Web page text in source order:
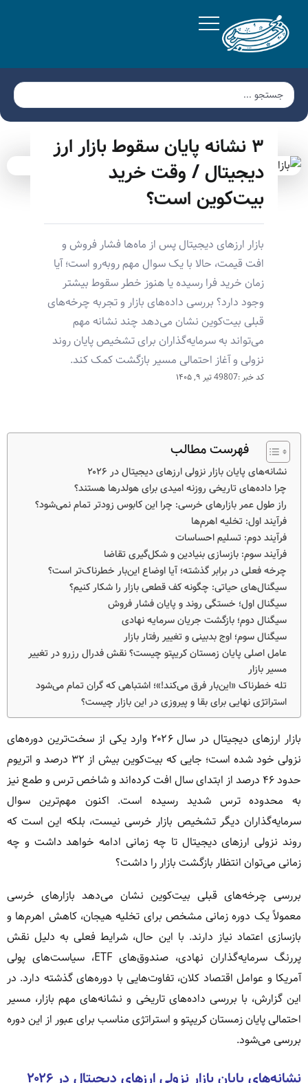
۳ نشانه پایان سقوط بازار ارز
دیجیتال / وقت خرید
بیت‌کوین است؟
بازار ارزهای دیجیتال پس از ماه‌ها فشار فروش و
افت قیمت، حالا با یک سوال مهم روبه‌رو است؛ آیا
زمان خرید فرا رسیده یا هنوز خطر سقوط بیشتر
وجود دارد؟ بررسی داده‌های بازار و تجربه چرخه‌های
قبلی بیت‌کوین نشان می‌دهد چند نشانه مهم
می‌تواند به سرمایه‌گذاران برای تشخیص پایان روند
نزولی و آغاز احتمالی مسیر بازگشت کمک کند.
کد خبر :49807 تیر ۹, ۱۴۰۵
فهرست مطالب
نشانه‌های پایان بازار نزولی ارزهای دیجیتال در ۲۰۲۶
چرا داده‌های تاریخی روزنه امیدی برای هولدرها هستند؟
راز طول عمر بازارهای خرسی: چرا این کابوس زودتر تمام نمی‌شود؟
فرآیند اول: تخلیه اهرم‌ها
فرآیند دوم: تسلیم احساسات
فرآیند سوم: بازسازی بنیادین و شکل‌گیری تقاضا
چرخه فعلی در برابر گذشته؛ آیا اوضاع این‌بار خطرناک‌تر است؟
سیگنال‌های حیاتی: چگونه کف قطعی بازار را شکار کنیم؟
سیگنال اول؛ خستگی روند و پایان فشار فروش
سیگنال دوم؛ بازگشت جریان سرمایه نهادی
سیگنال سوم؛ اوج بدبینی و تغییر رفتار بازار
عامل اصلی پایان زمستان کریپتو چیست؟ نقش فدرال رزرو در تغییر
مسیر بازار
تله خطرناک «این‌بار فرق می‌کند!»؛ اشتباهی که گران تمام می‌شود
استراتژی نهایی برای بقا و پیروزی در این بازار چیست؟
بازار ارزهای دیجیتال در سال ۲۰۲۶ وارد یکی از سخت‌ترین دوره‌های
نزولی خود شده است؛ جایی که بیت‌کوین بیش از ۳۲ درصد و اتریوم
حدود ۴۶ درصد از ابتدای سال افت کرده‌اند و شاخص ترس و طمع نیز
به محدوده ترس شدید رسیده است. اکنون مهم‌ترین سوال
سرمایه‌گذاران دیگر تشخیص بازار خرسی نیست، بلکه این است که
روند نزولی ارزهای دیجیتال تا چه زمانی ادامه خواهد داشت و چه
زمانی می‌توان انتظار بازگشت بازار را داشت؟
بررسی چرخه‌های قبلی بیت‌کوین نشان می‌دهد بازارهای خرسی
معمولاً یک دوره زمانی مشخص برای تخلیه هیجان، کاهش اهرم‌ها و
بازسازی اعتماد نیاز دارند. با این حال، شرایط فعلی به دلیل نقش
پررنگ سرمایه‌گذاران نهادی، صندوق‌های ETF، سیاست‌های پولی
آمریکا و عوامل اقتصاد کلان، تفاوت‌هایی با دوره‌های گذشته دارد. در
این گزارش، با بررسی داده‌های تاریخی و نشانه‌های مهم بازار، مسیر
احتمالی پایان زمستان کریپتو و استراتژی مناسب برای عبور از این دوره
بررسی می‌شود.
نشانه‌های پایان بازار نزولی ارزهای دیجیتال در ۲۰۲۶